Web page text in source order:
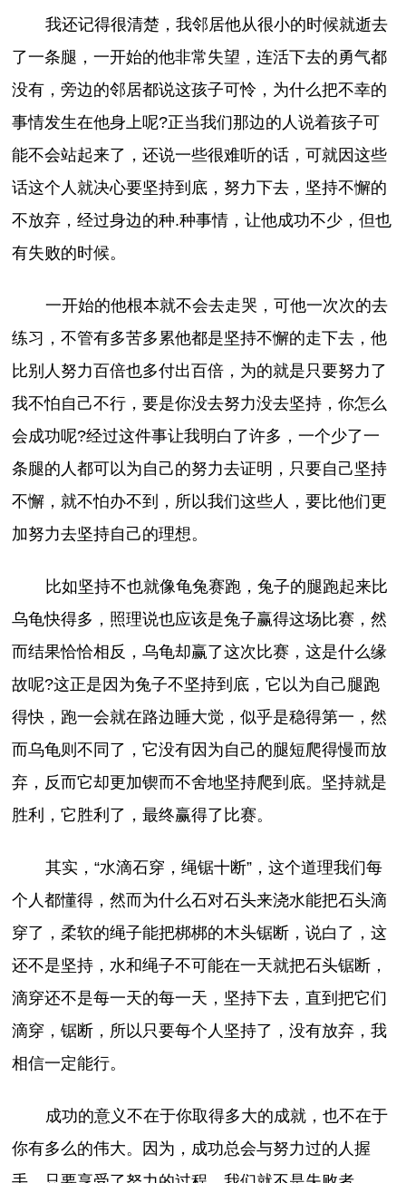
我还记得很清楚，我邻居他从很小的时候就逝去
了一条腿，一开始的他非常失望，连活下去的勇气都
没有，旁边的邻居都说这孩子可怜，为什么把不幸的
事情发生在他身上呢?正当我们那边的人说着孩子可
能不会站起来了，还说一些很难听的话，可就因这些
话这个人就决心要坚持到底，努力下去，坚持不懈的
不放弃，经过身边的种.种事情，让他成功不少，但也
有失败的时候。
一开始的他根本就不会去走哭，可他一次次的去
练习，不管有多苦多累他都是坚持不懈的走下去，他
比别人努力百倍也多付出百倍，为的就是只要努力了
我不怕自己不行，要是你没去努力没去坚持，你怎么
会成功呢?经过这件事让我明白了许多，一个少了一
条腿的人都可以为自己的努力去证明，只要自己坚持
不懈，就不怕办不到，所以我们这些人，要比他们更
加努力去坚持自己的理想。
比如坚持不也就像龟兔赛跑，兔子的腿跑起来比
乌龟快得多，照理说也应该是兔子赢得这场比赛，然
而结果恰恰相反，乌龟却赢了这次比赛，这是什么缘
故呢?这正是因为兔子不坚持到底，它以为自己腿跑
得快，跑一会就在路边睡大觉，似乎是稳得第一，然
而乌龟则不同了，它没有因为自己的腿短爬得慢而放
弃，反而它却更加锲而不舍地坚持爬到底。坚持就是
胜利，它胜利了，最终赢得了比赛。
其实，“水滴石穿，绳锯十断”，这个道理我们每
个人都懂得，然而为什么石对石头来浇水能把石头滴
穿了，柔软的绳子能把梆梆的木头锯断，说白了，这
还不是坚持，水和绳子不可能在一天就把石头锯断，
滴穿还不是每一天的每一天，坚持下去，直到把它们
滴穿，锯断，所以只要每个人坚持了，没有放弃，我
相信一定能行。
成功的意义不在于你取得多大的成就，也不在于
你有多么的伟大。因为，成功总会与努力过的人握